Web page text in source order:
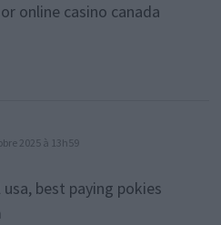
online casino canada
2025 à 13h59
best paying pokies